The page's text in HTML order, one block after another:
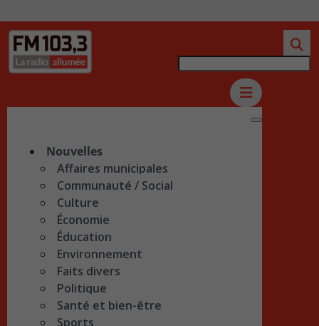
Nouvelles
Affaires municipales
Communauté / Social
Culture
Économie
Éducation
Environnement
Faits divers
Politique
Santé et bien-être
Sports